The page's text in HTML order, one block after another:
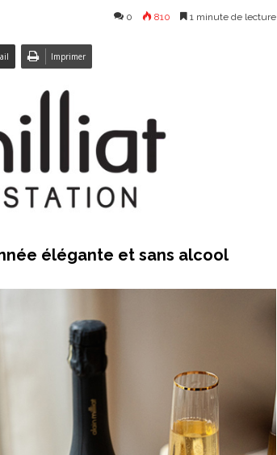
0 810 1 minute de lecture
Imprimer
élégante et sans alcool